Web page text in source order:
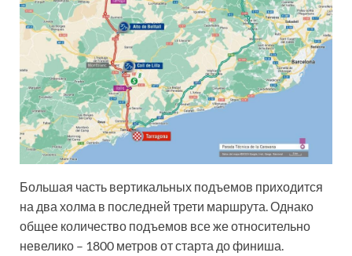
Большая часть вертикальных подъемов приходится
на два холма в последней трети маршрута. Однако
общее количество подъемов все же относительно
невелико – 1800 метров от старта до финиша.